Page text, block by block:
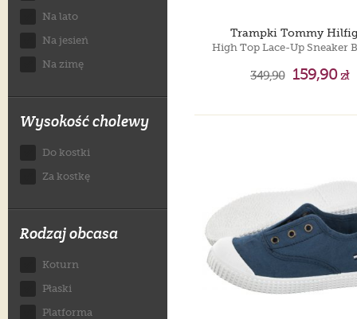
Na lato
Na jesień
Na zimę
Wysokość cholewy
Do kostki
Za kostkę
Rodzaj obcasa
Koturn
Płaski
Platforma
Trampki Tommy
349,90 159,90zł